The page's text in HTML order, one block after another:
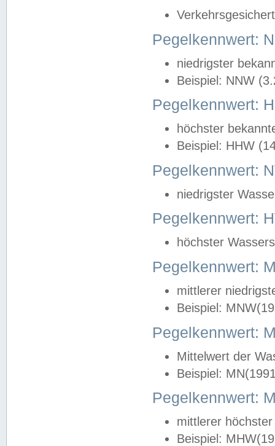
Pegelkennwert:
niedrigster
Beispiel: NNW
Pegelkennwert:
höchster
Beispiel: HHW
Pegelkennwert:
niedrigster
Pegelkennwert:
höchster
Pegelkennwert:
mittlerer
Beispiel:
Pegelkennwert:
Mittelwert der
Beispiel:
Pegelkennwert:
mittlerer
Beispiel: